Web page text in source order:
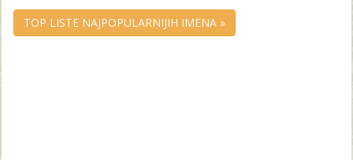
TOP LISTE NAJPOPULARNIJIH IMENA »